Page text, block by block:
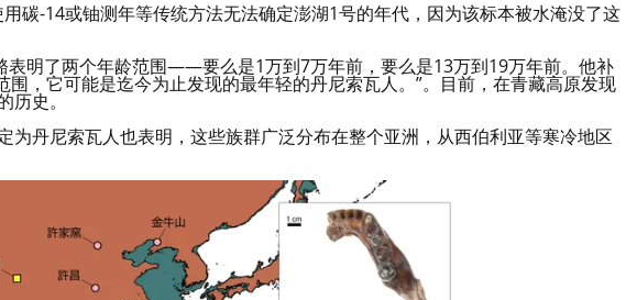
碳-14或铀测年等传统方法无法确定澎湖1号的年代，因为该标本被水淹没了这
表明了两个年龄范围——要么是1万到7万年前，要么是13万到19万年前。他补
围，它可能是迄今为止发现的最年轻的丹尼索瓦人。”。目前，在青藏高原发现
史。
为丹尼索瓦人也表明，这些族群广泛分布在整个亚洲，从西伯利亚等寒冷地区